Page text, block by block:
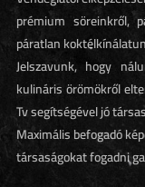
prémium söreinkről,
páratlan
Jelszavunk, hogy
kulináris örömökről
Tv segítségével jó
Maximális befogadó
társaságokat fogadni